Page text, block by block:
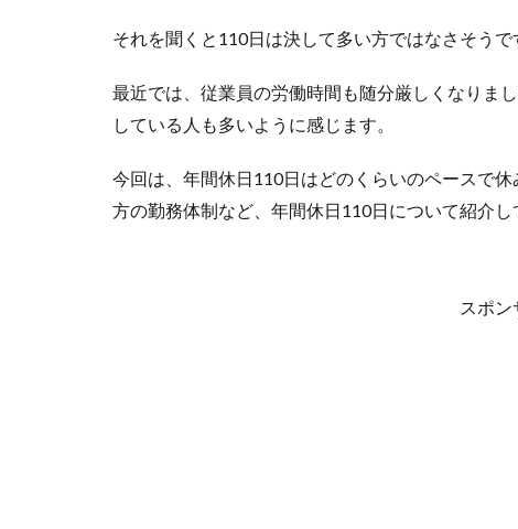
それを聞くと110日は決して多い方ではなさそうで
最近では、従業員の労働時間も随分厳しくなりま
している人も多いように感じます。
今回は、年間休日110日はどのくらいのペースで
方の勤務体制など、年間休日110日について紹介し
スポン